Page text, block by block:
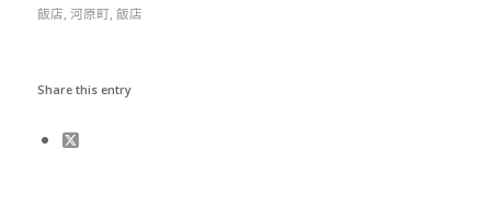
飯店 河原町 飯店
Share this entry